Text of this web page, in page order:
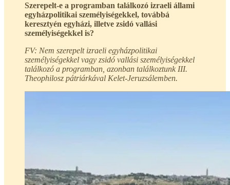
Szerepelt-e a programban találkozó izraeli állami
egyházpolitikai személyiségekkel, továbbá
keresztyén egyházi, illetve zsidó vallási
személyiségekkel is?
FV: Nem szerepelt izraeli egyházpolitikai
személyiségekkel vagy zsidó vallási személyiségekkel
találkozó a programban, azonban találkoztunk III.
Theophilosz pátriárkával Kelet-Jeruzsálemben.